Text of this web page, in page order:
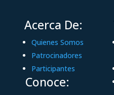
Acerca De:
Quienes Somos
Patrocinadores
Participantes
Conoce: